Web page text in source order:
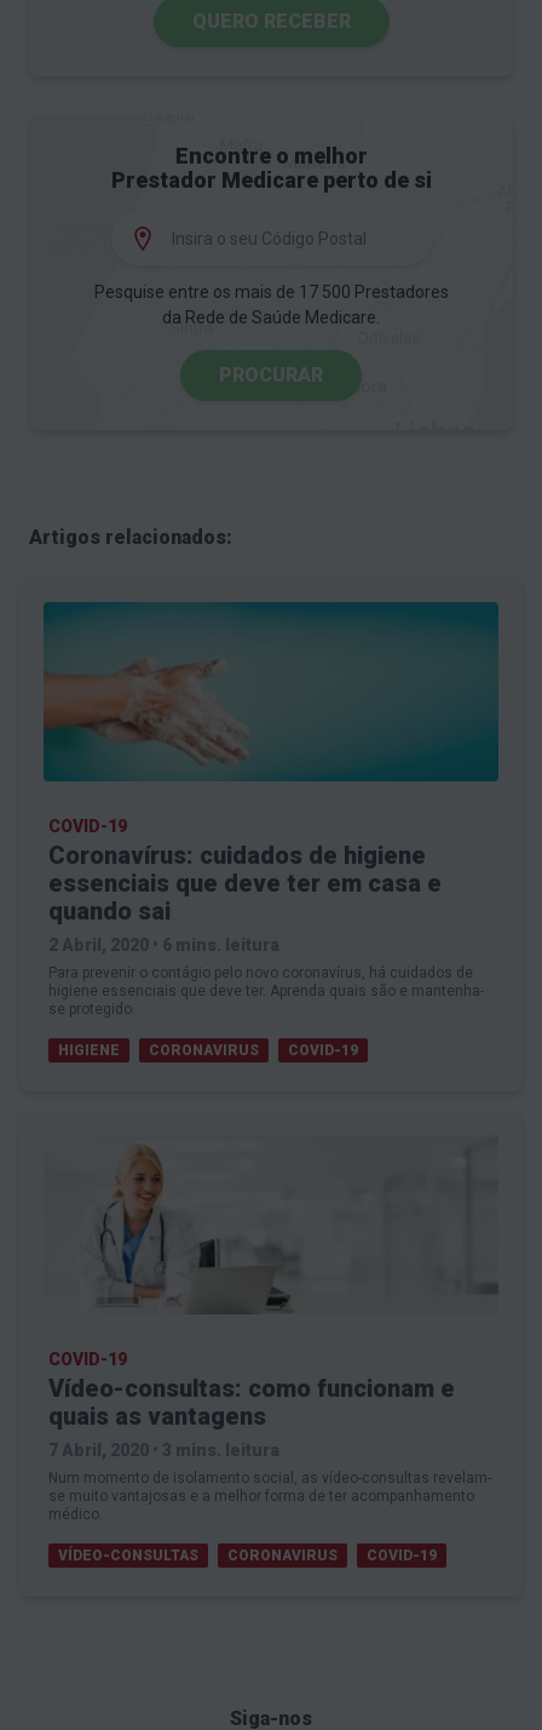
QUERO RECEBER
Encontre o melhor
Prestador Medicare perto de si
Pesquise entre os mais de 17 500 Prestadores
da Rede de Saúde Medicare.
PROCURAR
Artigos relacionados:
COVID-19
Coronavírus: cuidados de higiene
essenciais que deve ter em casa e
quando sai
2 Abril, 2020 • 6 mins. leitura
Para prevenir o contágio pelo novo coronavírus, há cuidados de
higiene essenciais que deve ter. Aprenda quais são e mantenha-
se protegido.
HIGIENE CORONAVIRUS COVID-19
COVID-19
Vídeo-consultas: como funcionam e
quais as vantagens
7 Abril, 2020 • 3 mins. leitura
Num momento de isolamento social, as vídeo-consultas revelam-
se muito vantajosas e a melhor forma de ter acompanhamento
médico.
VÍDEO-CONSULTAS CORONAVIRUS COVID-19
Siga-nos